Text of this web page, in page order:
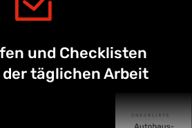
und Checklisten
täglichen Arbeit